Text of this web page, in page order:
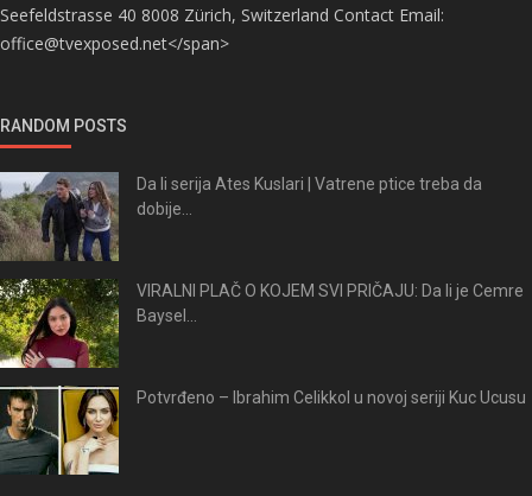
Seefeldstrasse 40 8008 Zürich, Switzerland Contact Email:
office@tvexposed.net</span>
RANDOM POSTS
Da li serija Ates Kuslari | Vatrene ptice treba da
dobije...
VIRALNI PLAČ O KOJEM SVI PRIČAJU: Da li je Cemre
Baysel...
Potvrđeno – Ibrahim Celikkol u novoj seriji Kuc Ucusu